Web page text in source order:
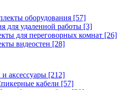
оборудования [57]
для удаленной работы [3]
для переговорных комнат [26]
видеостен [28]
аксессуары [212]
кабели [57]